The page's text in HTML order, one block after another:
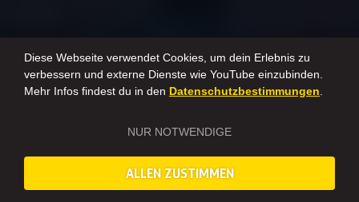
Diese Webseite verwendet Cookies, um dein Erlebnis zu
verbessern und externe Dienste wie YouTube einzubinden.
Mehr Infos findest du in den Datenschutzbestimmungen.
NUR NOTWENDIGE
ALLEN ZUSTIMMEN